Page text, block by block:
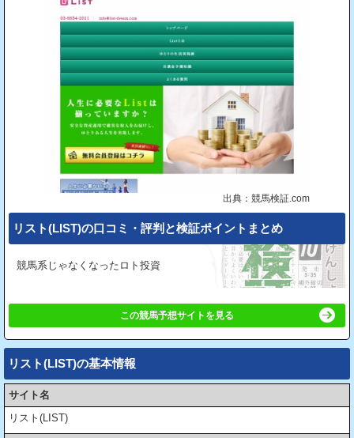
出典：競馬検証.com
リスト(LIST)の⼝コミ・評判と検証ポイントまとめ
競馬系じゃなくなったロト投資
この競馬予想サイトを見る
リスト(LIST)の基本情報
サイト名
リスト(LIST)